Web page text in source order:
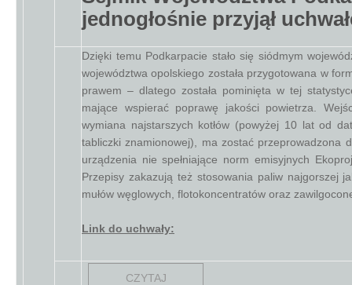
jednogłośnie przyjął
Dzięki temu Podkarpacie stało się siódmym
województwa opolskiego została przygotowana w
prawem – dlatego została pominięta w tej
mające wspierać poprawę jakości powietrza.
wymiana najstarszych kotłów (powyżej 10 lat od
tabliczki znamionowej), ma zostać przeprowadzona
urządzenia nie spełniające norm emisyjnych
Przepisy zakazują też stosowania paliw najgorszej
mułów węglowych, flotokoncentratów oraz
Link do uchwały:
CZYTAJ